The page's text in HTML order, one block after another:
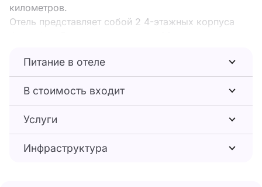
километров.
Отель представляет собой 2 4-этажных корпуса
каждом из них есть удобная мебель, телевизор,
кондиционер, холодильник, полностью
оборудованный санузел, белоснежное постельное
белье и полотенца. На территории отеля работает
кафе, где ежедневно подается вкусный завтрак.
Автовладельцы могут оставить транспорт на
просторной огороженной парковке. На свежем
Питание в отеле
В стоимость входит
Услуги
Инфраструктура